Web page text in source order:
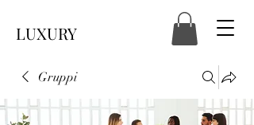
LUXURY
Gruppi